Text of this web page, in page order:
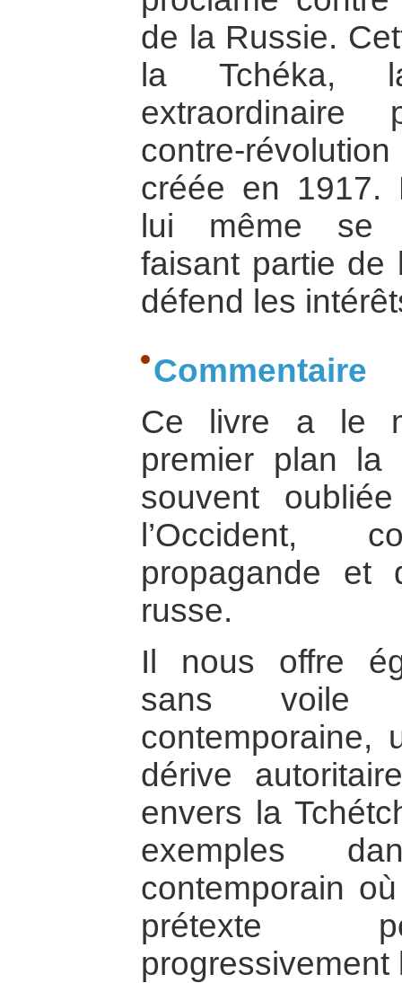
de la Russie.
la Tchéka,
contre-
créée en 1917.
lui même se
faisant partie de
défend les
Commentaire
Ce livre a le
premier plan la
souvent
l’Occident,
propagande et
russe.
Il nous offre
sans
contemporaine,
dérive
envers la
exemples
contemporain
prétexte
progressivement